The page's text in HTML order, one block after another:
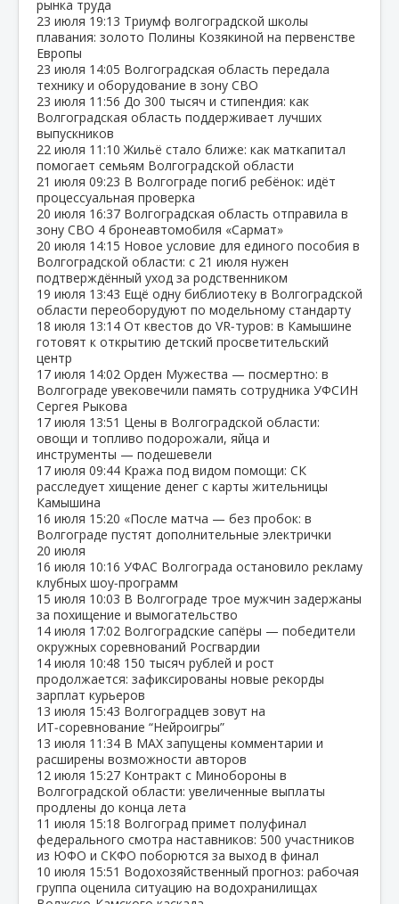
рынка труда
23 июля 19:13 Триумф волгоградской школы
плавания: золото Полины Козякиной на первенстве
Европы
23 июля 14:05 Волгоградская область передала
технику и оборудование в зону СВО
23 июля 11:56 До 300 тысяч и стипендия: как
Волгоградская область поддерживает лучших
выпускников
22 июля 11:10 Жильё стало ближе: как маткапитал
помогает семьям Волгоградской области
21 июля 09:23 В Волгограде погиб ребёнок: идёт
процессуальная проверка
20 июля 16:37 Волгоградская область отправила в
зону СВО 4 бронеавтомобиля «Сармат»
20 июля 14:15 Новое условие для единого пособия в
Волгоградской области: с 21 июля нужен
подтверждённый уход за родственником
19 июля 13:43 Ещё одну библиотеку в Волгоградской
области переоборудуют по модельному стандарту
18 июля 13:14 От квестов до VR‑туров: в Камышине
готовят к открытию детский просветительский
центр
17 июля 14:02 Орден Мужества — посмертно: в
Волгограде увековечили память сотрудника УФСИН
Сергея Рыкова
17 июля 13:51 Цены в Волгоградской области:
овощи и топливо подорожали, яйца и
инструменты — подешевели
17 июля 09:44 Кража под видом помощи: СК
расследует хищение денег с карты жительницы
Камышина
16 июля 15:20 «После матча — без пробок: в
Волгограде пустят дополнительные электрички
20 июля
16 июля 10:16 УФАС Волгограда остановило рекламу
клубных шоу‑программ
15 июля 10:03 В Волгограде трое мужчин задержаны
за похищение и вымогательство
14 июля 17:02 Волгоградские сапёры — победители
окружных соревнований Росгвардии
14 июля 10:48 150 тысяч рублей и рост
продолжается: зафиксированы новые рекорды
зарплат курьеров
13 июля 15:43 Волгоградцев зовут на
ИТ‑соревнование “Нейроигры”
13 июля 11:34 В МАХ запущены комментарии и
расширены возможности авторов
12 июля 15:27 Контракт с Минобороны в
Волгоградской области: увеличенные выплаты
продлены до конца лета
11 июля 15:18 Волгоград примет полуфинал
федерального смотра наставников: 500 участников
из ЮФО и СКФО поборются за выход в финал
10 июля 15:51 Водохозяйственный прогноз: рабочая
группа оценила ситуацию на водохранилищах